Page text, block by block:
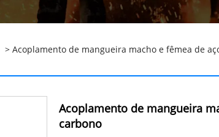
> Acoplamento de mangueira macho e fêmea de
Acoplamento de mangueira
carbono